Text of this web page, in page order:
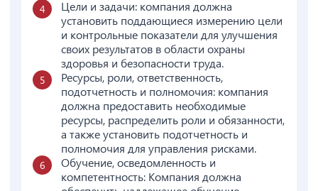
Цели и задачи: компания должна
установить поддающиеся измерению цели
и контрольные показатели для улучшения
своих результатов в области охраны
здоровья и безопасности труда.
Ресурсы, роли, ответственность,
подотчетность и полномочия: компания
должна предоставить необходимые
ресурсы, распределить роли и обязанности,
а также установить подотчетность и
полномочия для управления рисками.
Обучение, осведомленность и
компетентность: Компания должна